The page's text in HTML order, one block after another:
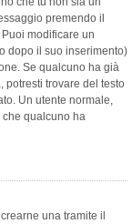
premendo il
modificare un
dopo il suo inserimento)
Se qualcuno ha già
potresti trovare del testo
Un utente normale,
qualcuno ha
una tramite il